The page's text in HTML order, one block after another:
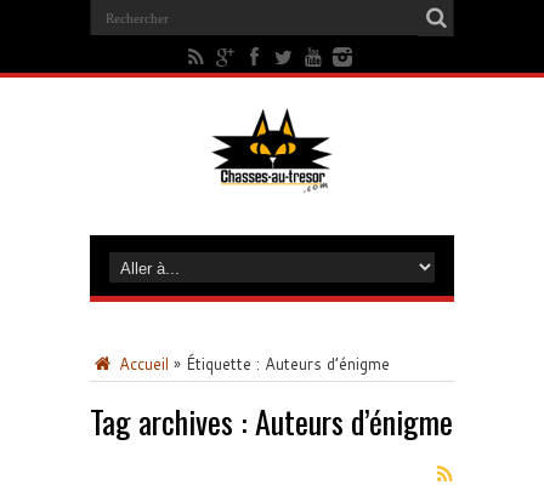
Accueil » Étiquette : Auteurs d’énigme
Tag archives :Auteurs d’énigme